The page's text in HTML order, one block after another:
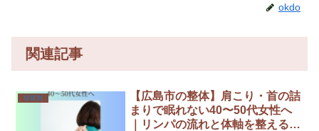
okdo
関連記事
症状別
【広島市の整体】肩こり・首の詰
まりで眠れない40〜50代女性へ
｜リンパの流れと体軸を整える整